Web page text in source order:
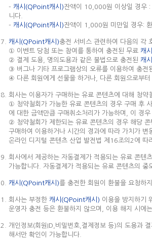
- 캐시(QPoint캐시)잔액이 10,000원 이상일 경우
니다.
- 캐시(QPoint캐시)잔액이 1,000원 미만일 경우:
캐시(QPoint캐시)충전 서비스 관련하여 다음의 각
① 이벤트 당첨 또는 참여를 통하여 충전된 무료 캐
② 결제 도용, 명의도용과 같은 불법으로 충전된 캐
③ 버그나 기타 프로그램상의 오류를 이용하여 충전
④ 다른 회원에게 선물을 하거나, 다른 회원으로부터
회사는 이용자가 구매하는 유료 콘텐츠에 대해 청
① 청약철회가 가능한 유료 콘텐츠의 경우 구매 후
에 대한 금액만큼 구매취소처리가 가능하며, 이 경
② 청약철회가 제한되는 유료 콘텐츠의 경우 해당
구매하여 이용하거나 시간의 경과에 따라 가치가
온라인 디지털 콘텐츠 산업 발전법 제16조의2에 따
회사에서 제공하는 자동결제가 적용되는 유료 콘텐
가능합니다. 자동결제가 적용되는 유료 콘텐츠의
캐시(QPoint캐시)를 충전한 회원이 환불을 요청하
회사는 부정한 캐시(QPoint캐시) 이용을 방지하기
운영자 충전 등은 환불하지 않으며, 이용 해지 시에
개인정보(회원ID,비밀번호,결제정보 등)의 도용과
해서만 확인이 가능합니다.